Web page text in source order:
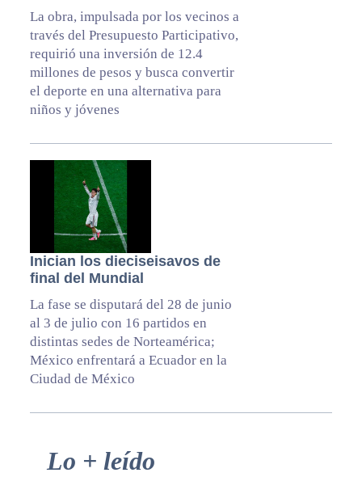
La obra, impulsada por los vecinos a
través del Presupuesto Participativo,
requirió una inversión de 12.4
millones de pesos y busca convertir
el deporte en una alternativa para
niños y jóvenes
Inician los dieciseisavos de
final del Mundial
La fase se disputará del 28 de junio
al 3 de julio con 16 partidos en
distintas sedes de Norteamérica;
México enfrentará a Ecuador en la
Ciudad de México
Primary
Lo + leído